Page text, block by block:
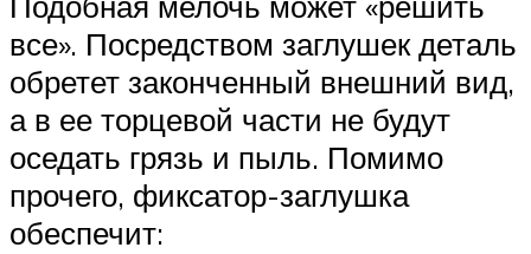
все». Посредством заглушек деталь
обретет законченный внешний вид,
а в ее торцевой части не будут
оседать грязь и пыль. Помимо
прочего, фиксатор-заглушка
обеспечит: